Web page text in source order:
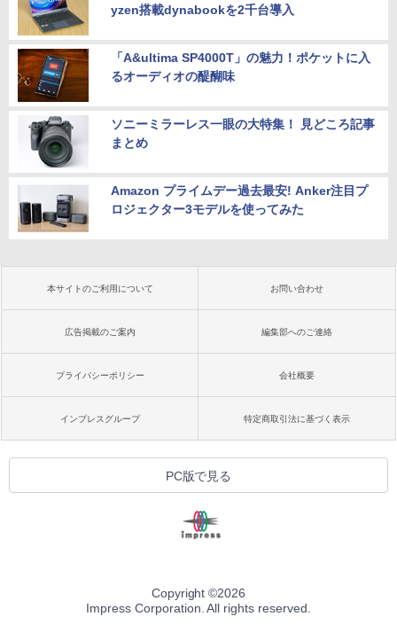
yzen搭載dynabookを2千台導入
「A&ultima SP4000T」の魅力！ポケットに入
るオーディオの醍醐味
ソニーミラーレス一眼の大特集！ 見どころ記事
まとめ
Amazon プライムデー過去最安! Anker注目プ
ロジェクター3モデルを使ってみた
本サイトのご利用について お問い合わせ
広告掲載のご案内 編集部へのご連絡
プライバシーポリシー 会社概要
インプレスグループ 特定商取引法に基づく表示
PC版で見る
Copyright ©2026
Impress Corporation. All rights reserved.